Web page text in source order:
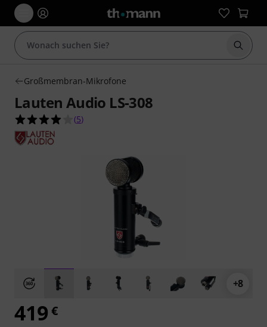
Suche
Großmembran-Mikrofone
Lauten Audio LS-308
4.0 von 5 Sternen aus 5 Kundenbewertungen
(5)
+8
419 €